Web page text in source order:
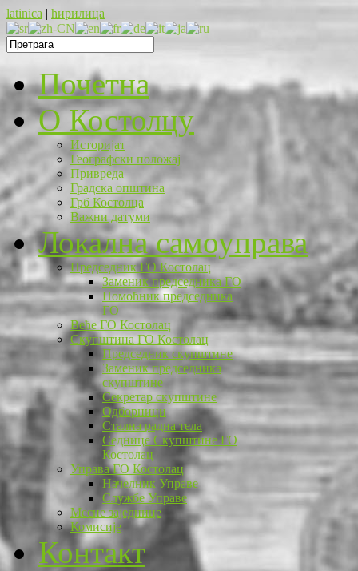
latinica | ћирилица
Почетна
O Костолцу
Историјат
Географски положај
Привреда
Градска општина
Грб Костолца
Важни датуми
Локална самоуправа
Председник ГО Костолац
Заменик председника ГО
Помоћник председника
ГО
Веће ГО Костолац
Скупштина ГО Костолац
Председник скупштине
Заменик председника
скупштине
Секретар скупштине
Одборници
Стална радна тела
Седнице Скупштине ГО
Костолац
Управа ГО Костолац
Начелник Управе
Службе Управе
Месне заједнице
Комисије
Контакт